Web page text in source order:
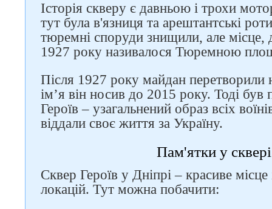
Історія скверу є давньою і трохи
тут була в'язниця та арештантські
тюремні споруди знищили, але місце,
1927 року називалося Тюремною
Після 1927 року майдан перетворили
ім’я він носив до 2015 року. Тоді був
Героїв – узагальнений образ всіх
віддали своє життя за Україну.
Пам'ятки у
Сквер Героїв у Дніпрі – красиве місце
локацій. Тут можна побачити: